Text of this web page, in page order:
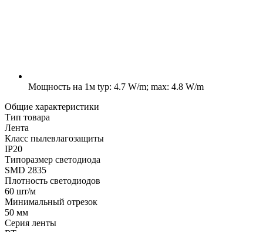
Мощность на 1м typ: 4.7 W/m; max: 4.8 W/m
Общие характеристики
Тип товара
Лента
Класс пылевлагозащиты
IP20
Типоразмер светодиода
SMD 2835
Плотность светодиодов
60 шт/м
Минимальный отрезок
50 мм
Серия ленты